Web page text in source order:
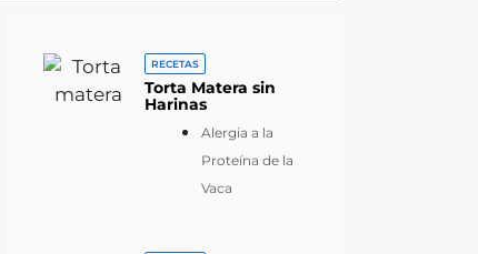
RECETAS
Torta Matera sin
Harinas
Alergia a la
Proteína de la
Vaca